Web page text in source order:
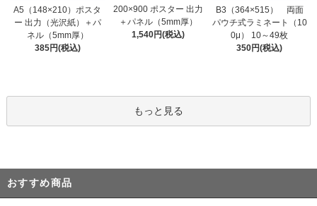
A5（148×210）ポスタ
ー 出力（光沢紙）＋パ
ネル（5mm厚）
385円(税込)
200×900 ポスター 出力
＋パネル（5mm厚）
1,540円(税込)
B3（364×515） 両面
パウチ式ラミネート（10
0μ） 10～49枚
350円(税込)
もっと見る
おすすめ商品